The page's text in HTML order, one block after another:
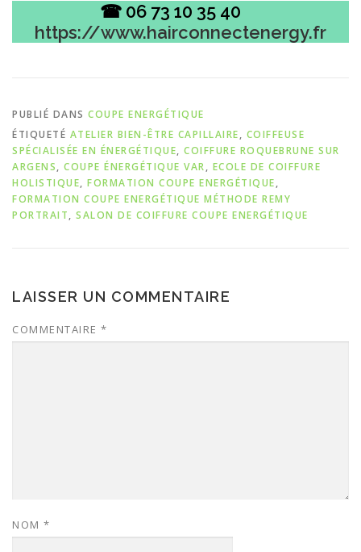
☎ 06 73 10 35 40
https://www.hairconnectenergy.fr
PUBLIÉ DANS COUPE ENERGÉTIQUE
ÉTIQUETÉ ATELIER BIEN-ÊTRE CAPILLAIRE, COIFFEUSE
SPÉCIALISÉE EN ÉNERGÉTIQUE, COIFFURE ROQUEBRUNE SUR
ARGENS, COUPE ÉNERGÉTIQUE VAR, ECOLE DE COIFFURE
HOLISTIQUE, FORMATION COUPE ENERGÉTIQUE,
FORMATION COUPE ENERGÉTIQUE MÉTHODE REMY
PORTRAIT, SALON DE COIFFURE COUPE ENERGÉTIQUE
LAISSER UN COMMENTAIRE
COMMENTAIRE *
NOM *